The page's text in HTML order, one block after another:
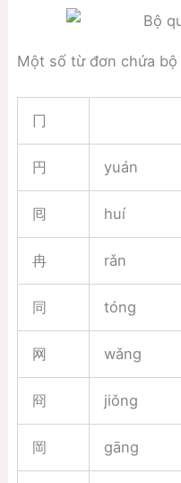
Một số từ đơn chứa bộ
冂
円 yuán
囘 huí
冉 rǎn
同 tóng
网 wǎng
冏 jiǒng
岡 gāng